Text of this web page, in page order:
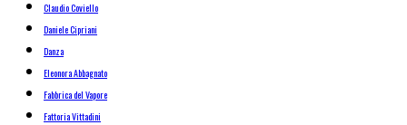
Claudio Coviello
Daniele Cipriani
Danza
Eleonora Abbagnato
Fabbrica del Vapore
Fattoria Vittadini